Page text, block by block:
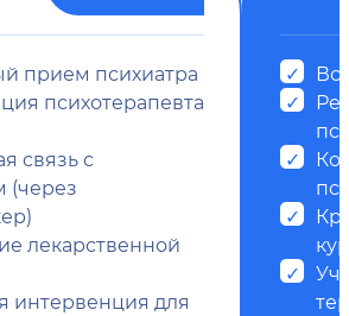
прием психиатра
психотерапевта
связь с
(через
лекарственной
интервенция для